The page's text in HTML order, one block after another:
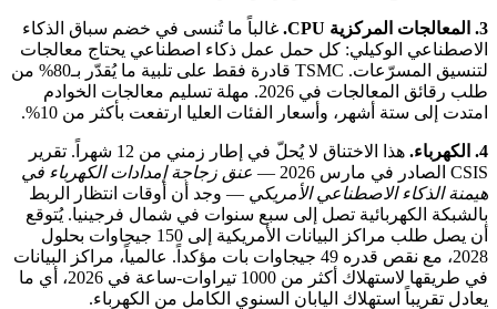
غالباً ما تُنسى في خضم سباق الذكاء
الاصطناعي الوكيلي: كل حمل عمل ذكاء اصطناعي يحتاج معالجات
لتنسيق المسرّعات. TSMC قادرة فقط على تلبية ما يُقدّر بـ80% من
طلب رقائق المعالجات في 2026. مهلة تسليم معالجات الخوادم
امتدت إلى ستة أشهر، وأسعار الفئات العليا ارتفعت بأكثر من 10%.
هذا الاختناق لا يُحلّ في إطار زمني من 12 شهراً. تقرير
CSIS الصادر في مارس 2026 —
عنق زجاجة إمدادات الكهرباء في
هيمنة الذكاء الاصطناعي الأمريكي — وجد أن أوقات انتظار الربط
بالشبكة الكهربائية تصل إلى سبع سنوات في شمال فرجينيا. يُتوقع
أن يصل طلب مراكز البيانات الأمريكية إلى 150 جيجاوات بحلول
2028، مع نقص قدره 49 جيجاوات بات مؤكداً. عالمياً، مراكز البيانات
في طريقها لاستهلاك أكثر من 1000 تيراوات-ساعة في 2026، أي ما
يعادل تقريباً استهلاك اليابان السنوي الكامل من الكهرباء.